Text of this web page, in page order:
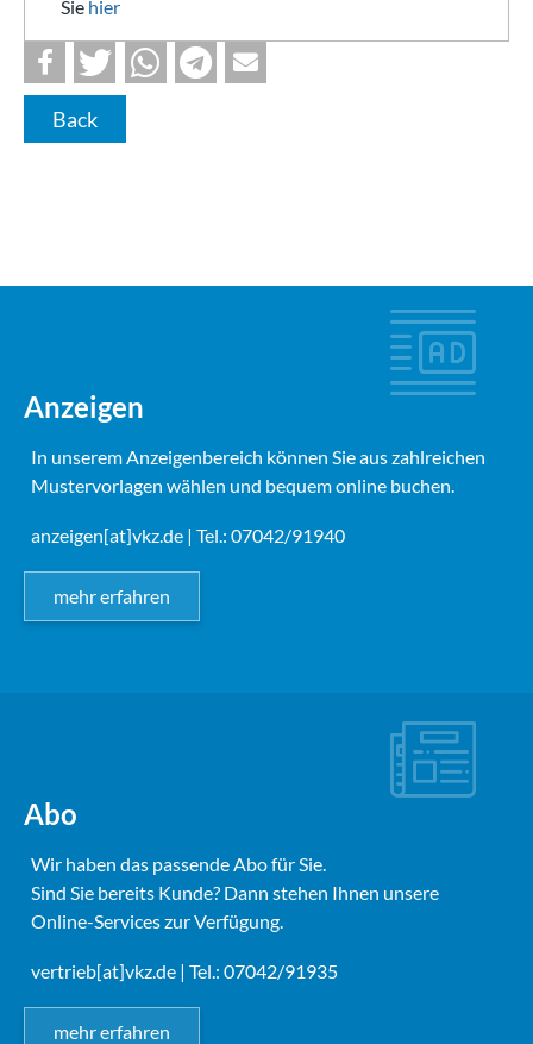
Sie hier
Back
Anzeigen
In unserem Anzeigenbereich können Sie aus zahlreichen
Mustervorlagen wählen und bequem online buchen.
anzeigen[at]vkz.de | Tel.: 07042/91940
mehr erfahren
Abo
Wir haben das passende Abo für Sie.
Sind Sie bereits Kunde? Dann stehen Ihnen unsere
Online-Services zur Verfügung.
vertrieb[at]vkz.de | Tel.: 07042/91935
mehr erfahren